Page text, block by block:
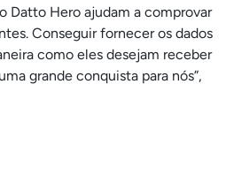
Datto Hero ajudam a comprovar
Conseguir fornecer os dados
como eles desejam receber
grande conquista para nós”,